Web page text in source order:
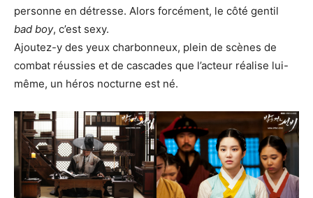
personne en détresse. Alors forcément, le côté gentil
bad boy, c’est sexy.
Ajoutez-y des yeux charbonneux, plein de scènes de
combat réussies et de cascades que l’acteur réalise lui-
même, un héros nocturne est né.